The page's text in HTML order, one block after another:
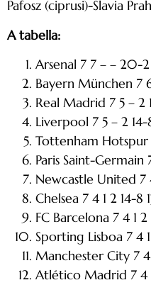
Pafosz (ciprusi)-Slavia
A tabella:
Arsenal 7 7 – – 20-
Bayern München 7
Real Madrid 7 5 – 2
Liverpool 7 5 – 2 14-
Tottenham Hotspur
Paris Saint-Germain
Newcastle United 7
Chelsea 7 4 1 2 14-8
FC Barcelona 7 4 1 2
Sporting Lisboa 7 4 1
Manchester City 7 4
Atlético Madrid 7 4 1